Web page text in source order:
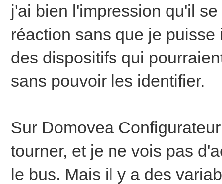
j'ai bien l'impression qu'il
réaction sans que je
des dispositifs qui
sans pouvoir les identifier.
Sur Domovea
tourner, et je ne vois pas
le bus. Mais il y a des